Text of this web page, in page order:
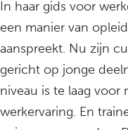
In haar gids voor
een manier van
aanspreekt. Nu zijn
gericht op jonge
niveau is te laag
werkervaring. En